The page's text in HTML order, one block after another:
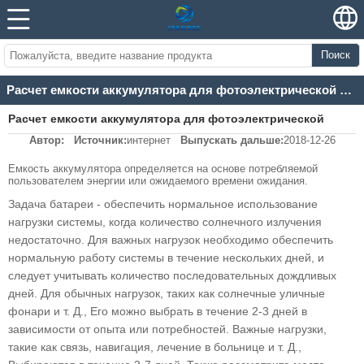
Поиск
Расчет емкости аккумулятора для фотоэлектрической энергетики
Расчет емкости аккумулятора для фотоэлектрической
энергетики
Автор: Источник:интернет Выпускать дальше:2018-12-26
Емкость аккумулятора определяется на основе потребляемой
пользователем энергии или ожидаемого времени ожидания.
Задача батареи - обеспечить нормальное использование
нагрузки системы, когда количество солнечного излучения
недостаточно. Для важных нагрузок необходимо обеспечить
нормальную работу системы в течение нескольких дней, и
следует учитывать количество последовательных дождливых
дней. Для обычных нагрузок, таких как солнечные уличные
фонари и т. Д., Его можно выбрать в течение 2-3 дней в
зависимости от опыта или потребностей. Важные нагрузки,
такие как связь, навигация, лечение в больнице и т. Д.,